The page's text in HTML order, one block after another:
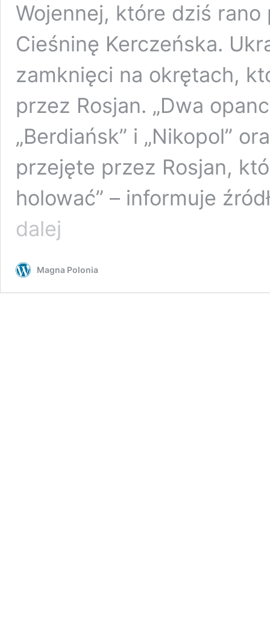
Wojennej, które dziś
Cieśninę Kerczeńska.
zamknięci na okrętach,
przez Rosjan. „Dwa
„Berdiańsk” i „Nikopol”
przejęte przez Rosjan,
holować” – informuje
dalej
marynarze
do
Magna Polonia